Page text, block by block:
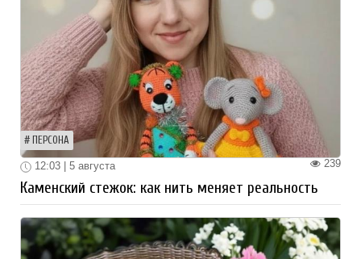
ПЕРСОНА
239
12:03 | 5 августа
Каменский стежок: как нить меняет реальность